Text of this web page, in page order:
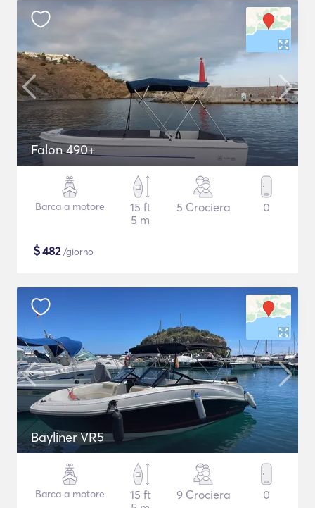
Falon 490+
Barca a motore
15 ft
5 m
5 Crociera 0
$482/giorno
Bayliner VR5
Barca a motore
15 ft
9 Crociera 0